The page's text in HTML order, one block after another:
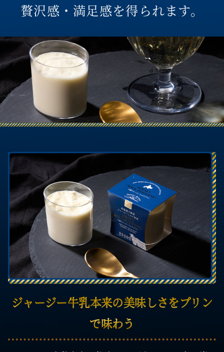
贅沢感・満足感を得られます。
ジャージー牛乳本来の美味しさをプリン
で味わう